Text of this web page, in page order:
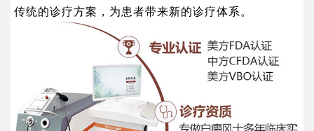
传统的诊疗方案，为患者带来新的诊疗体系。